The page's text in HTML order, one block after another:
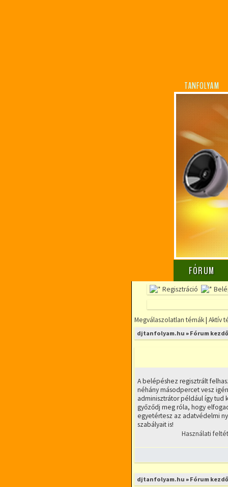
TANFOLYAM
FÓRUM
Regisztráció
Megválaszolatlan témák| Aktív
djtanfolyam.hu » Fórum
A belépéshez regisztrált
néhány másodpercet vesz
adminisztrátor például így tud
győződj meg róla, hogy
egyetértesz az adatvédelmi
szabályait is!
Használati
djtanfolyam.hu » Fórum